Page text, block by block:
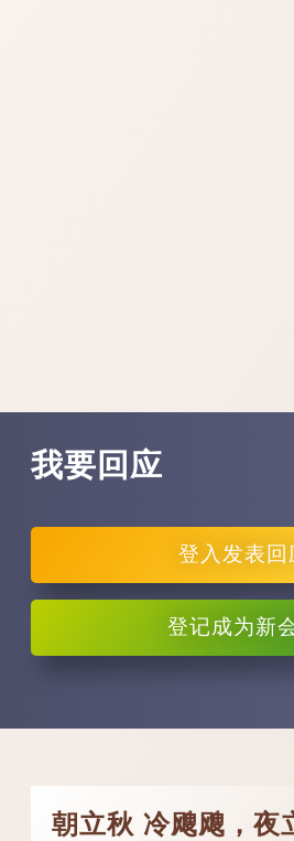
我要回应
登入发表回
登记成为新
朝立秋 冷飕飕，夜